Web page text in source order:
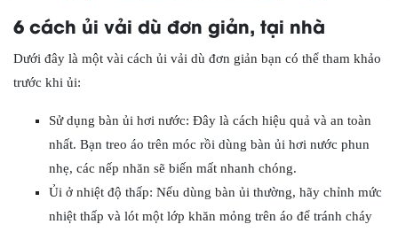
6 cách ủi vải dù đơn giản, tại nhà
Dưới đây là một vài cách ủi vải dù đơn giản bạn có thể tham khảo
trước khi ủi:
Sử dụng bàn ủi hơi nước: Đây là cách hiệu quả và an toàn
nhất. Bạn treo áo trên móc rồi dùng bàn ủi hơi nước phun
nhẹ, các nếp nhăn sẽ biến mất nhanh chóng.
Ủi ở nhiệt độ thấp: Nếu dùng bàn ủi thường, hãy chỉnh mức
nhiệt thấp và lót một lớp khăn mỏng trên áo để tránh cháy